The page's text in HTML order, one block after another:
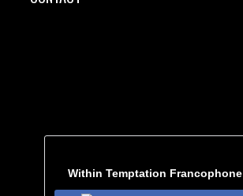
Within Temptation Francophone